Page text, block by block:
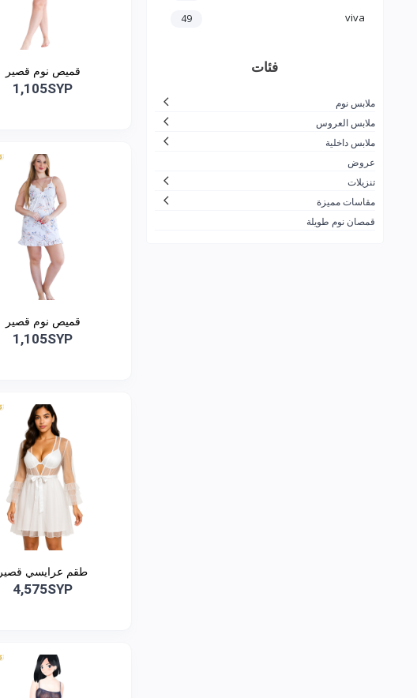
viva
49
فئات
ملابس نوم
ملابس العروس
ملابس داخلية
عروض
تنزيلات
مقاسات مميزة
قمصان نوم طويلة
قميص نوم قصير
1,105SYP
قميص نوم قصير
1,105SYP
طقم عرايسي قصير
4,575SYP